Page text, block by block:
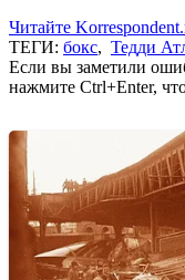
Читайте
ТЕГИ: бокс, Тедди
Если вы заметили
нажмите Ctrl+Enter,